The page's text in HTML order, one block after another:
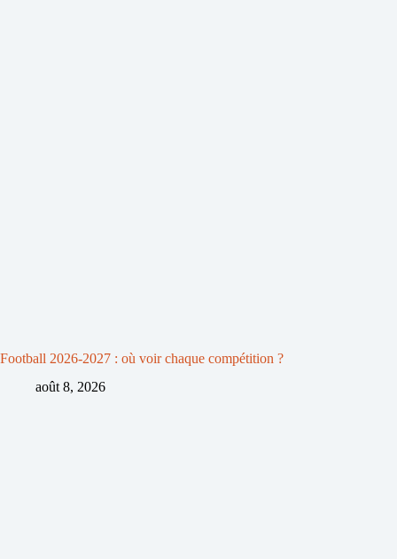
Football 2026-2027 : où voir chaque compétition ?
août 8, 2026